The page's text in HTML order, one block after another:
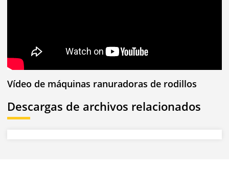
Vídeo de máquinas ranuradoras de rodillos
Descargas de archivos relacionados